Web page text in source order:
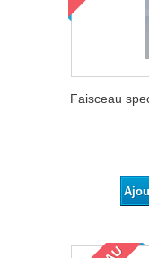
Faisceau